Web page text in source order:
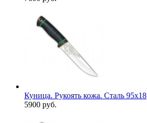
Куница. Рукоять кожа. Сталь 95х18
5900 руб.